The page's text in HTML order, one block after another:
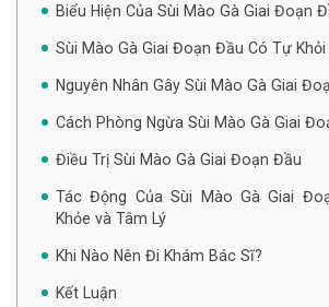
Biểu Hiện Của Sùi Mào Gà Giai Đoạn
Sùi Mào Gà Giai Đoạn Đầu Có Tự Khỏi
Nguyên Nhân Gây Sùi Mào Gà Giai
Cách Phòng Ngừa Sùi Mào Gà Giai
Điều Trị Sùi Mào Gà Giai Đoạn Đầu
Tác Động Của Sùi Mào Gà Giai
Khỏe và Tâm Lý
Khi Nào Nên Đi Khám Bác Sĩ?
Kết Luận